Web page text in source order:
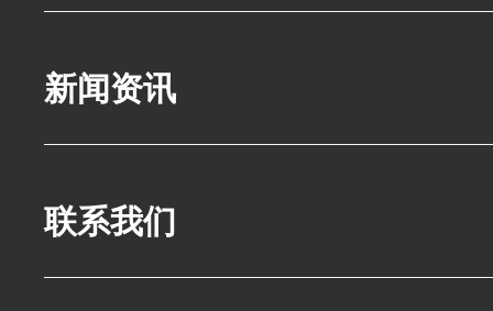
新闻资讯
联系我们